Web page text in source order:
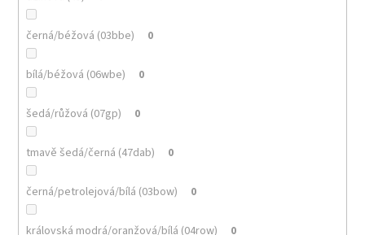
černá/béžová (03bbe) 0
bílá/béžová (06wbe) 0
šedá/růžová (07gp) 0
tmavě šedá/černá (47dab) 0
černá/petrolejová/bílá (03bow) 0
královská modrá/oranžová/bílá (04row) 0